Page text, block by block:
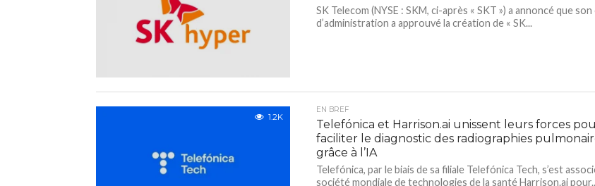
SK Telecom (NYSE : SKM, ci-après « SKT ») a annoncé que
d’administration a approuvé la création de « SK...
1.2K
EN BREF
Telefónica et Harrison.ai unissent leurs forces
faciliter le diagnostic des radiographies
grâce à l’IA
Telefónica, par le biais de sa filiale Telefónica Tech, s’est
société mondiale de technologies de la santé Harrison.ai